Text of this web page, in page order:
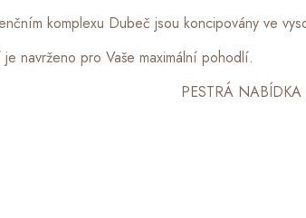
komplexu Dubeč jsou koncipovány ve
navrženo pro Vaše maximální pohodlí.
PESTRÁ